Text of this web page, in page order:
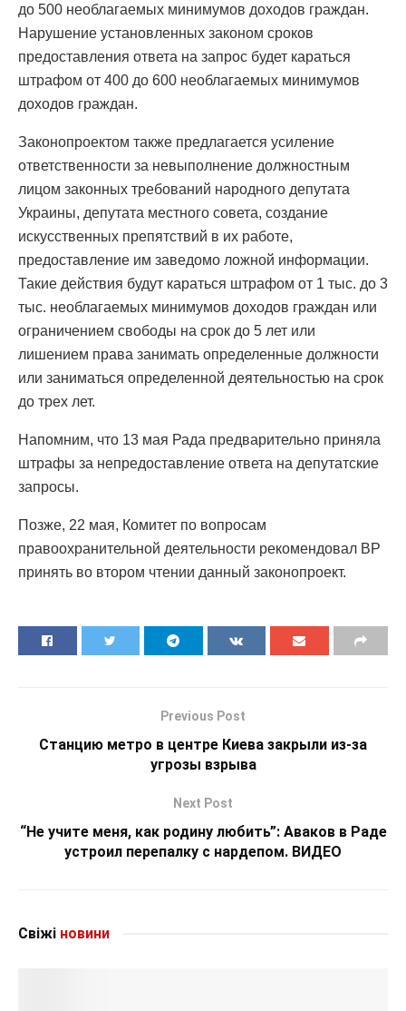
до 500 необлагаемых минимумов доходов граждан.
Нарушение установленных законом сроков
предоставления ответа на запрос будет караться
штрафом от 400 до 600 необлагаемых минимумов
доходов граждан.
Законопроектом также предлагается усиление
ответственности за невыполнение должностным
лицом законных требований народного депутата
Украины, депутата местного совета, создание
искусственных препятствий в их работе,
предоставление им заведомо ложной информации.
Такие действия будут караться штрафом от 1 тыс. до 3
тыс. необлагаемых минимумов доходов граждан или
ограничением свободы на срок до 5 лет или
лишением права занимать определенные должности
или заниматься определенной деятельностью на срок
до трех лет.
Напомним, что 13 мая Рада предварительно приняла
штрафы за непредоставление ответа на депутатские
запросы.
Позже, 22 мая, Комитет по вопросам
правоохранительной деятельности рекомендовал ВР
принять во втором чтении данный законопроект.
Previous Post
Станцию метро в центре Киева закрыли из-за
угрозы взрыва
Next Post
“Не учите меня, как родину любить”: Аваков в Раде
устроил перепалку с нардепом. ВИДЕО
Свіжі новини